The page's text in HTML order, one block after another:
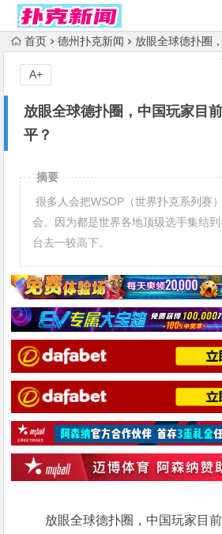
首页 德州扑克新闻 放眼全球德扑圈，中
放眼全球德扑圈，中国玩家目
平？
A+
摘要
很多人会把WSOP（世界扑克系列赛
会。因为都是世界各地顶级选手集结
台去一较高下。
放眼全球德扑圈，中国玩家目